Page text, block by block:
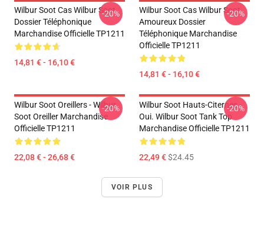
Wilbur Soot Cas Wilbur Soot
Dossier Téléphonique
Marchandise Officielle TP1211
14,81 € - 16,10 €
-20%
Wilbur Soot Cas Wilbur Soot
Amoureux Dossier
Téléphonique Marchandise
Officielle TP1211
14,81 € - 16,10 €
-20%
Wilbur Soot Oreillers - Wilbur
Soot Oreiller Marchandise
Officielle TP1211
22,08 € - 26,68 €
-20%
Wilbur Soot Hauts-Citernes -
Oui. Wilbur Soot Tank Top
Marchandise Officielle TP1211
22,49 €$24.45
-20%
VOIR PLUS